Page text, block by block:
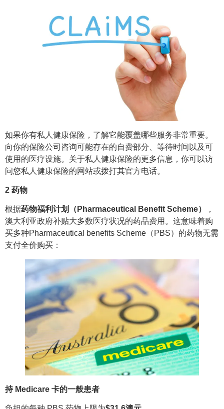
如果你有私人健康保险，了解它能覆盖哪些服务非常重要。
向你的保险公司咨询可能存在的自费部分、等待时间以及可
使用的医疗设施。关于私人健康保险的更多信息，你可以访
问您私人健康保险的网站或拨打其官方电话。
2 药物
根据药物福利计划（Pharmaceutical Benefit Scheme）
，
澳大利亚政府补贴大多数医疗状况的药品费用。这意味着购
买多种Pharmaceutical benefits Scheme（PBS）的药物无需
支付全价购买：
持 Medicare 卡的一般患者